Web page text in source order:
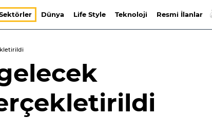
Dünya Life Style Teknoloji Resmi İlanlar